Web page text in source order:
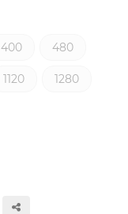
400 480
1120 1280